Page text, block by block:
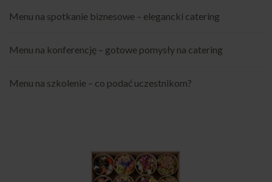
Menu na spotkanie biznesowe – elegancki catering
Menu na konferencję – gotowe pomysły na catering
Menu na szkolenie – co podać uczestnikom?